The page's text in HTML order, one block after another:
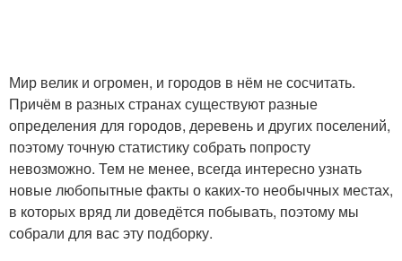
Мир велик и огромен, и городов в нём не сосчитать.
Причём в разных странах существуют разные
определения для городов, деревень и других поселений,
поэтому точную статистику собрать попросту
невозможно. Тем не менее, всегда интересно узнать
новые любопытные факты о каких-то необычных местах,
в которых вряд ли доведётся побывать, поэтому мы
собрали для вас эту подборку.